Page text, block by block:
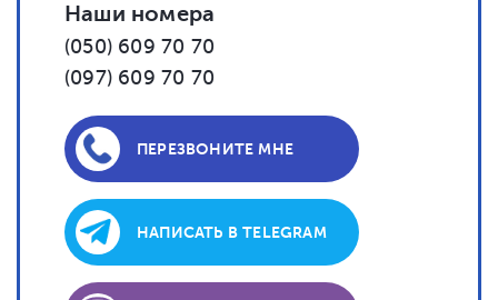
Наши номера
(050) 609 70 70
(097) 609 70 70
ПЕРЕЗВОНИТЕ МНЕ
НАПИСАТЬ В TELEGRAM